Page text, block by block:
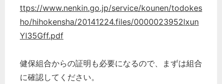
ttps://www.nenkin.go.jp/service/kounen/todokes
ho/hihokensha/20141224.files/0000023952lxun
Yl35Gff.pdf
健保組合からの証明も必要になるので、まずは組合
に確認してください。